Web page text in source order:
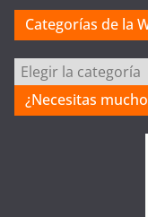
Categorías de la
Categorías
de
la
¿Necesitas